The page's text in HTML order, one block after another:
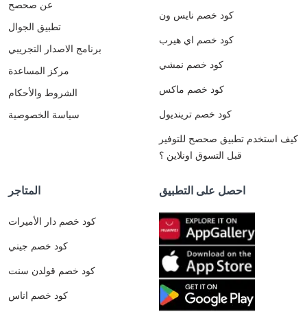
عن صحصح
تطبيق الجوال
برنامج الاصدار التجريبي
مركز المساعدة
الشروط والأحكام
سياسة الخصوصية
كود خصم نايس ون
كود خصم اي هيرب
كود خصم نمشي
كود خصم ماكس
كود خصم ترينديول
كيف استخدم تطبيق صحصح للتوفير
قبل التسوق اونلاين ؟
المتاجر
كود خصم دار الأميرات
كود خصم جيني
كود خصم قولدن سنت
كود خصم اناس
احصل على التطبيق